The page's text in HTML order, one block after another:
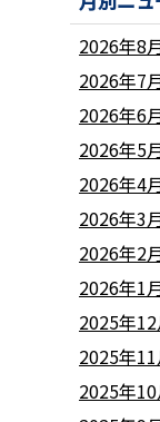
望活動報告
要望活動報告
2026年8
2026年7
2026年6
2026年5
2026年4
2026年3
2026年2
2026年1
2025年12
2025年11
2025年10